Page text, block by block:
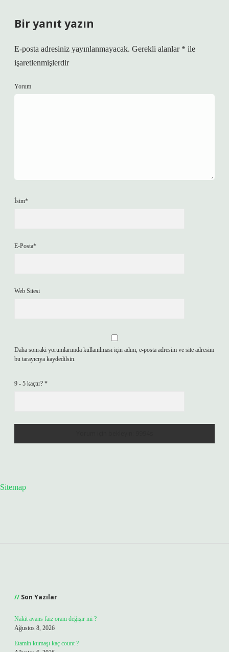
Bir yanıt yazın
E-posta adresiniz yayınlanmayacak. Gerekli alanlar * ile
işaretlenmişlerdir
Yorum
İsim*
E-Posta*
Web Sitesi
Daha sonraki yorumlarımda kullanılması için adım, e-posta adresim ve site adresim
bu tarayıcıya kaydedilsin.
9 - 5 kaçtır? *
Sitemap
Son Yazılar
Nakit avans faiz oranı değişir mi ?
Ağustos 8, 2026
Etamin kumaşı kaç count ?